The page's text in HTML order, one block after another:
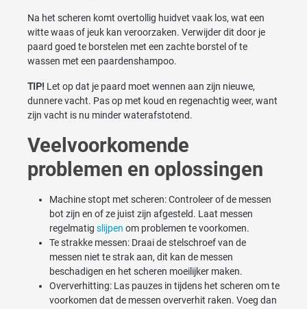
Na het scheren komt overtollig huidvet vaak los, wat een
witte waas of jeuk kan veroorzaken. Verwijder dit door je
paard goed te borstelen met een zachte borstel of te
wassen met een paardenshampoo.
TIP! Let op dat je paard moet wennen aan zijn nieuwe,
dunnere vacht. Pas op met koud en regenachtig weer, want
zijn vacht is nu minder waterafstotend.
Veelvoorkomende
problemen en oplossingen
Machine stopt met scheren: Controleer of de messen
bot zijn en of ze juist zijn afgesteld. Laat messen
regelmatig slijpen om problemen te voorkomen.
Te strakke messen: Draai de stelschroef van de
messen niet te strak aan, dit kan de messen
beschadigen en het scheren moeilijker maken.
Oververhitting: Las pauzes in tijdens het scheren om te
voorkomen dat de messen oververhit raken. Voeg dan